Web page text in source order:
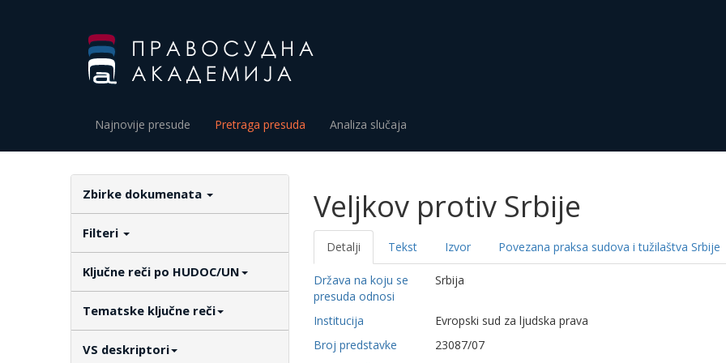
Najnovije presude Pretraga presuda Analiza slučaja
Zbirke dokumenata
Filteri
Ključne reči po HUDOC/UN
Tematske ključne reči
VS deskriptori
Veljkov protiv Srbije
Detalji Tekst Izvor Povezana praksa sudova i tužilaštva Srbije
Država na koju se
presuda odnosi
Srbija
Institucija
Evropski sud za ljudska prava
Broj predstavke
23087/07